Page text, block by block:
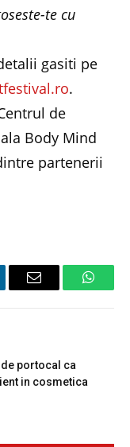
te cu
gasiti pe
.
de
Body Mind
partenerii
Email
portocal ca
in cosmetica